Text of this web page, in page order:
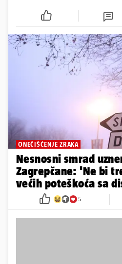
ONEČIŠĆENJE ZRAKA
Nesnosni smrad
Zagrepčane: 'Ne bi
većih poteškoća sa
5